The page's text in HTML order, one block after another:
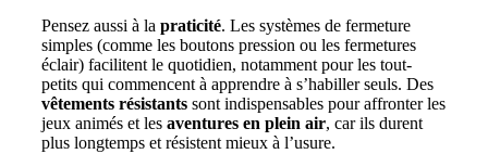
Pensez aussi à la praticité. Les systèmes de fermeture
simples (comme les boutons pression ou les fermetures
éclair) facilitent le quotidien, notamment pour les tout-
petits qui commencent à apprendre à s’habiller seuls. Des
vêtements résistants sont indispensables pour affronter les
jeux animés et les aventures en plein air, car ils durent
plus longtemps et résistent mieux à l’usure.